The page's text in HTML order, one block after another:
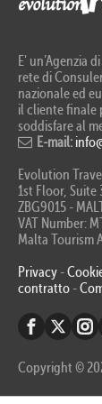
E' un’Agenzia
rete di
nazionale ed
il cliente finale
soddisfare al
E-mail:
Evolution
1st Floor, Suite
ZBG9015 -
VAT Number:
Malta Tourism
Privacy -
contratto -
Copyright ©